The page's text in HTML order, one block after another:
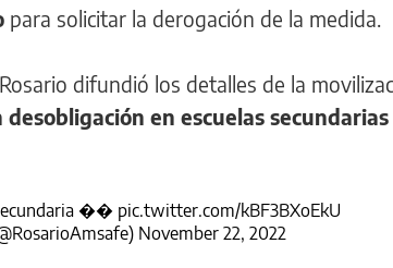
para solicitar la derogación de la medida.
difundió los detalles de la
desobligación en escuelas
�� pic.twitter.com/kBF3BXoEkU
November 22, 2022